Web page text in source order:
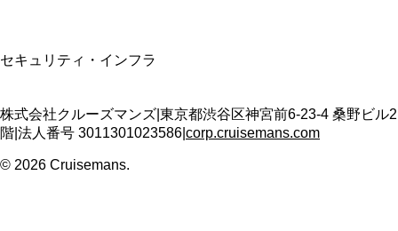
セキュリティ・インフラ
株式会社クルーズマンズ 東京都渋谷区神宮前6-23-4 桑野ビル2
階 法人番号 3011301023586 corp.cruisemans.com
© 2026 Cruisemans.